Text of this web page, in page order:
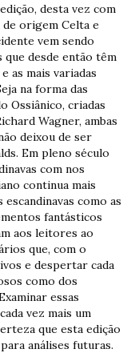
desta vez com
origem Celta e
vem sendo
desde então têm
as mais variadas
na forma das
Ossiânico, criadas
Wagner, ambas
deixou de ser
Em pleno século
com nos
continua mais
como as
fantásticos
aos leitores ao
que, com o
e despertar cada
como dos
essas
vez mais um
que esta edição
análises futuras.